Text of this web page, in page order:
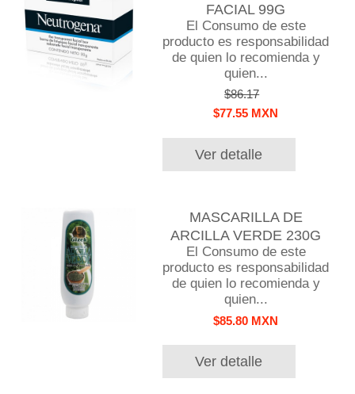
FACIAL 99G
El Consumo de este
producto es responsabilidad
de quien lo recomienda y
quien...
$86.17
$77.55 MXN
Ver detalle
MASCARILLA DE
ARCILLA VERDE 230G
El Consumo de este
producto es responsabilidad
de quien lo recomienda y
quien...
$85.80 MXN
Ver detalle